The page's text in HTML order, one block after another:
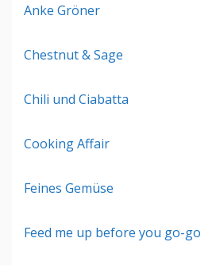
Anke Gröner
Chestnut & Sage
Chili und Ciabatta
Cooking Affair
Feines Gemüse
Feed me up before you go-go